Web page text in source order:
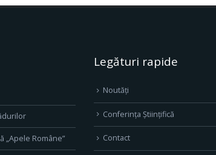
„Apele Române”
Legături rapide
Noutăți
Conferința Științifică
Contact